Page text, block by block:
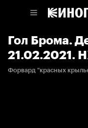
Гол Брома.
21.02.2021.